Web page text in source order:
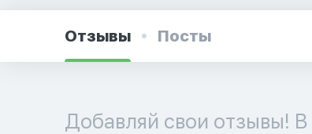
Отзывы Посты
Добавляй свои отзывы! В